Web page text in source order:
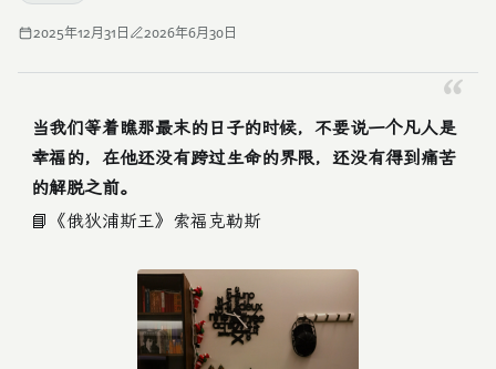
2025年12月31日 2026年6月30日
当我们等着瞧那最末的日子的时候，不要说一个凡人是
幸福的，在他还没有跨过生命的界限，还没有得到痛苦
的解脱之前。
📘《俄狄浦斯王》索福克勒斯